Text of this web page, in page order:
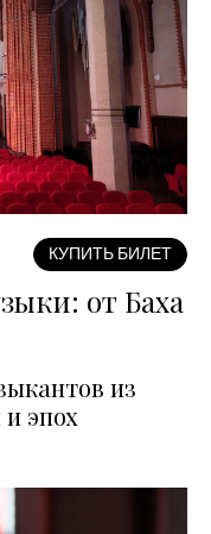
КУПИТЬ БИЛЕТ
от Баха
из
эпох